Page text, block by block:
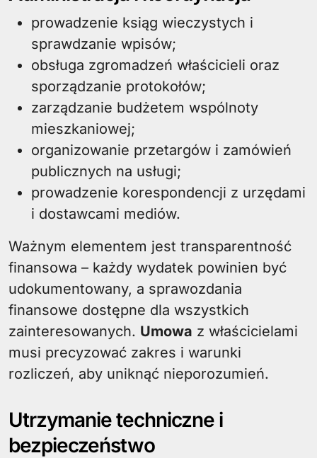
prowadzenie ksiąg wieczystych i
sprawdzanie wpisów;
obsługa zgromadzeń właścicieli oraz
sporządzanie protokołów;
zarządzanie budżetem wspólnoty
mieszkaniowej;
organizowanie przetargów i zamówień
publicznych na usługi;
prowadzenie korespondencji z urzędami
i dostawcami mediów.
Ważnym elementem jest transparentność
finansowa – każdy wydatek powinien być
udokumentowany, a sprawozdania
finansowe dostępne dla wszystkich
zainteresowanych. Umowa z właścicielami
musi precyzować zakres i warunki
rozliczeń, aby uniknąć nieporozumień.
Utrzymanie techniczne i
bezpieczeństwo